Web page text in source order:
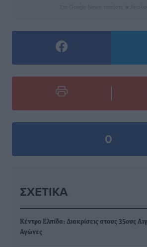
0
ΣΧΕΤΙΚΆ
Κέντρο Ελπίδα: Διακρίσεις στους 35ους
Αγώνες